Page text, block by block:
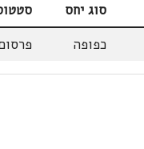
סוג יחס
כפופה פרסום